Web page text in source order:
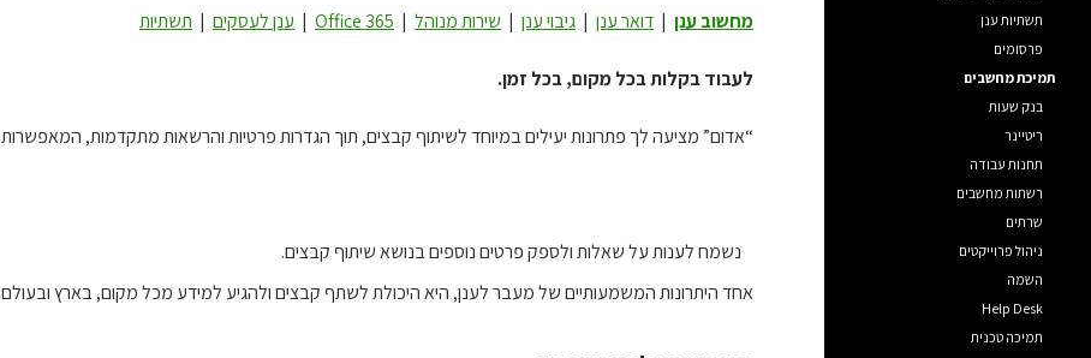
מחשוב ענן | דואר ענן | גיבוי ענן | שירות מנוהל |
Office 365
| ענן לעסקים | תשתיות
לעבוד בקלות בכל מקום, בכל זמן.
“אדום” מציעה לך פתרונות יעילים במיוחד לשיתוף קבצים, תוך הגדרות פרטיות והרשאות מתקדמות, המאפשרות
נשמח לענות על שאלות ולספק פרטים נוספים בנושא שיתוף קבצים.
אחד היתרונות המשמעותיים של מעבר לענן, היא היכולת לשתף קבצים ולהגיע למידע מכל מקום, בארץ
תשתיות ענן
פרסומים
תמיכת מחשבים
בנק שעות
ריטיינר
תחנות עבודה
רשתות מחשבים
שרתים
ניהול פרוייקטים
השמה
Help Desk
תמיכה טכנית